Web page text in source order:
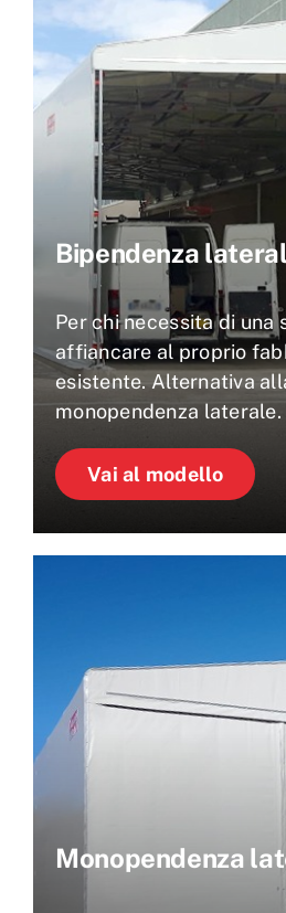
Bipendenza
Per chi necessita di una
affiancare al proprio
esistente. Alternativa
monopendenza laterale.
Vai al modello
Monopendenza